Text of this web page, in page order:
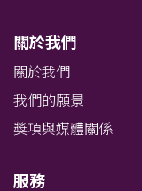
關於我們
關於我們
我們的願景
獎項與媒體關係
服務